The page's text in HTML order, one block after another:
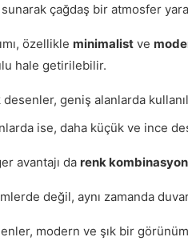
çağdaş bir atmosfer
özellikle minimalist ve
hale getirilebilir.
geniş alanlarda
ise, daha küçük ve ince
avantajı da renk
değil, aynı zamanda
modern ve şık bir